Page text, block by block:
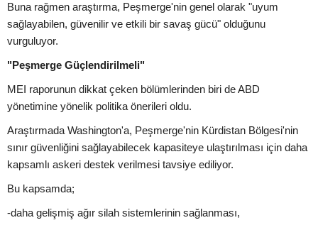
Buna rağmen araştırma, Peşmerge'nin genel olarak "uyum
sağlayabilen, güvenilir ve etkili bir savaş gücü" olduğunu
vurguluyor.
"Peşmerge Güçlendirilmeli"
MEI raporunun dikkat çeken bölümlerinden biri de ABD
yönetimine yönelik politika önerileri oldu.
Araştırmada Washington'a, Peşmerge'nin Kürdistan Bölgesi'nin
sınır güvenliğini sağlayabilecek kapasiteye ulaştırılması için daha
kapsamlı askeri destek verilmesi tavsiye ediliyor.
Bu kapsamda;
-daha gelişmiş ağır silah sistemlerinin sağlanması,